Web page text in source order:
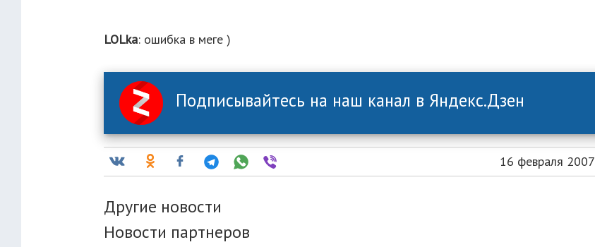
LOLka: ошибка в меге )
Подписывайтесь на наш канал в Яндекс.Дзен
16 февраля 2007
Другие новости
Новости партнеров